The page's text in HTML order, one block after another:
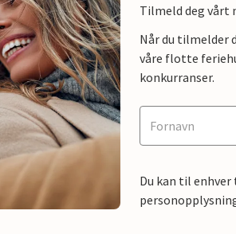
Tilmeld deg vårt
Når du tilmelder
våre flotte
konkurranser.
Du kan til enhver